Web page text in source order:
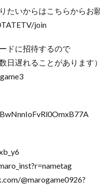
たいからはこちらからお願
join
ドに招待するので
日遅れることがあります）
@marogame0926?